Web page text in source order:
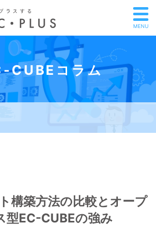
MENU
CUBEコラム
構築方法の比較とオープ
型EC-CUBEの強み